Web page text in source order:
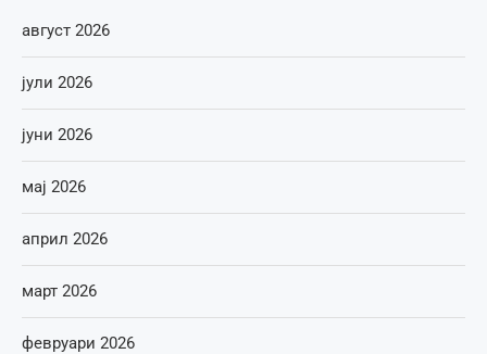
август 2026
јули 2026
јуни 2026
мај 2026
април 2026
март 2026
февруари 2026